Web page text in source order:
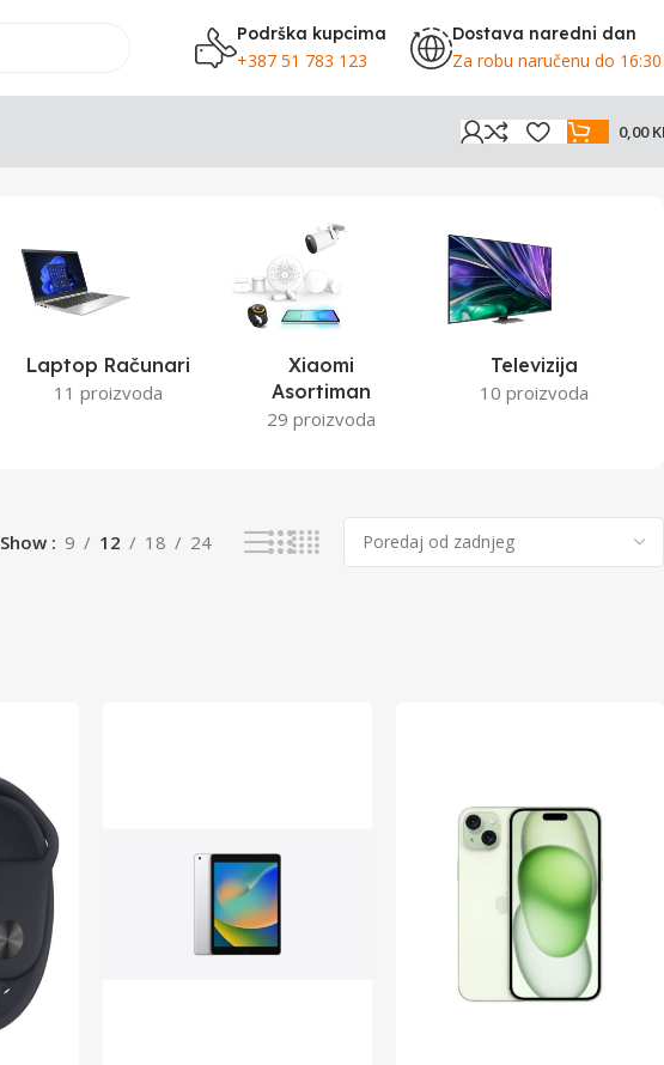
Podrška kupcima
+387 51 783 123
Dostava naredni dan
Za robu naručenu do
0,00
Laptop Računari
11 proizvoda
Xiaomi
Asortiman
29 proizvoda
Televizija
10 proizvoda
Show 9 12 18 24